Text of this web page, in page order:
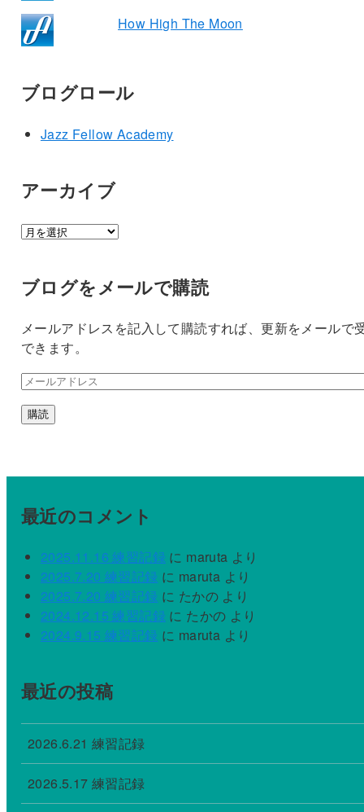
How High The Moon
ブログロール
Jazz Fellow Academy
アーカイブ
ア
イ
ブログをメールで購読
メールアドレスを記入して購読すれば、更新をメールで
できます。
メ
ル
レ
購読
最近のコメント
2025.11.16 練習記録 に maruta より
2025.7.20 練習記録 に maruta より
2025.7.20 練習記録 に たかのより
2024.12.15 練習記録 に たかの より
2024.9.15 練習記録 に maruta より
最近の投稿
2026.6.21 練習記録
2026.5.17 練習記録